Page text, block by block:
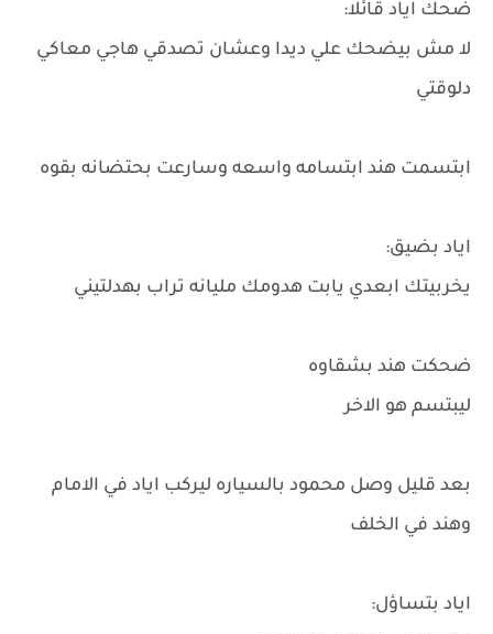
ضحك اياد قائلا:
لا مش بيضحك علي ديدا وعشان تصدقي هاجي معاكي
دلوقتي
ابتسمت هند ابتسامه واسعه وسارعت بحتضانه بقوه
اياد بضيق:
يخربيتك ابعدي يابت هدومك مليانه تراب بهدلتيني
ضحكت هند بشقاوه
ليبتسم هو الاخر
بعد قليل وصل محمود بالسياره ليركب اياد في الامام
وهند في الخلف
اياد بتساؤل: